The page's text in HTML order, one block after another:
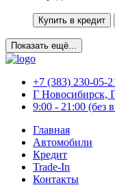
Купить в кредит
Показать ещё...
+7 (383) 230-05-
Г Новосибирск,
9:00 - 21:00 (без
Главная
Автомобили
Кредит
Trade-In
Контакты